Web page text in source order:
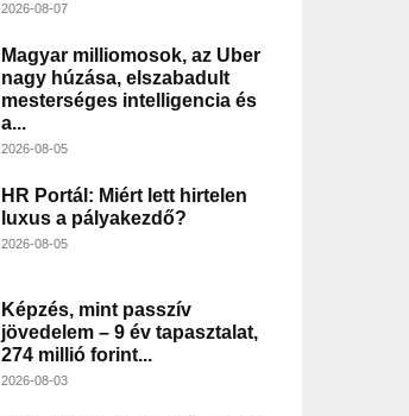
2026-08-07
Magyar milliomosok, az Uber
nagy húzása, elszabadult
mesterséges intelligencia és
a...
2026-08-05
HR Portál: Miért lett hirtelen
luxus a pályakezdő?
2026-08-05
Képzés, mint passzív
jövedelem – 9 év tapasztalat,
274 millió forint...
2026-08-03